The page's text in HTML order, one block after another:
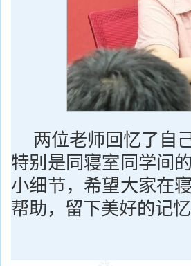
两位老师回忆了自
特别是同寝室同学间
小细节，希望大家在
帮助，留下美好的记忆